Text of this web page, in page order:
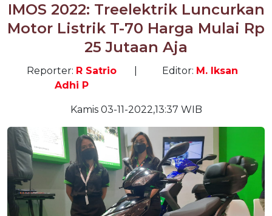
IMOS 2022: Treelektrik Luncurkan
Motor Listrik T-70 Harga Mulai Rp
25 Jutaan Aja
Reporter: R Satrio
Adhi P
Editor: M. Iksan
Kamis 03-11-2022,13:37 WIB